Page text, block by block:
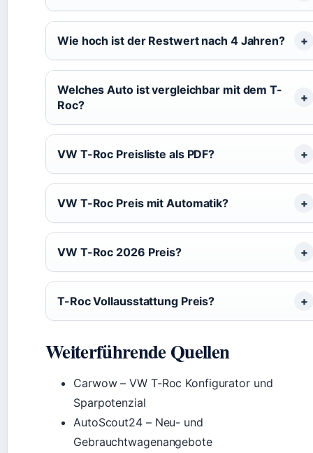
Wie hoch ist der Restwert nach 4 Jahren?
Welches Auto ist vergleichbar mit dem T-
Roc?
VW T-Roc Preisliste als PDF?
VW T-Roc Preis mit Automatik?
VW T-Roc 2026 Preis?
T-Roc Vollausstattung Preis?
Weiterführende Quellen
Carwow – VW T-Roc Konfigurator und
Sparpotenzial
AutoScout24 – Neu- und
Gebrauchtwagenangebote